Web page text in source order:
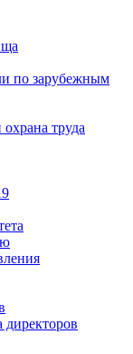
по зарубежным
труда
директоров